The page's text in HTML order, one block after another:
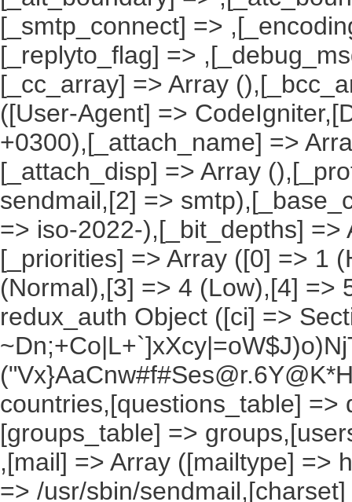
[_smtp_connect] =>
[_replyto_flag] =>
[_cc_array] => Array
([User-Agent] =>
+0300),[_attach_name] =>
[_attach_disp] => Array
sendmail,[2] =>
=> iso-2022-),[_bit_depths]
[_priorities] => Array ([0] => 1
(Normal),[3] => 4 (Low),[4] =>
redux_auth Object ([ci] =>
countries,[questions_table]
[groups_table] =>
,[mail] => Array ([mailtype] =>
=> /usr/sbin/